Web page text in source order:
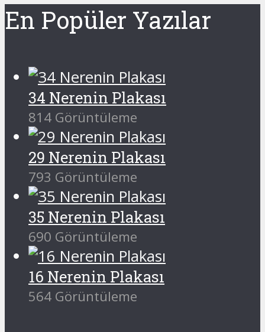
En Popüler Yazılar
34 Nerenin Plakası
814 Görüntüleme
29 Nerenin Plakası
793 Görüntüleme
35 Nerenin Plakası
690 Görüntüleme
16 Nerenin Plakası
564 Görüntüleme